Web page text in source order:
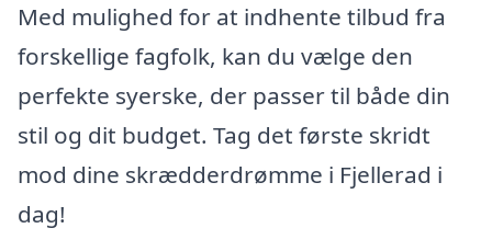
Med mulighed for at indhente tilbud fra
forskellige fagfolk, kan du vælge den
perfekte syerske, der passer til både din
stil og dit budget. Tag det første skridt
mod dine skrædderdrømme i Fjellerad i
dag!